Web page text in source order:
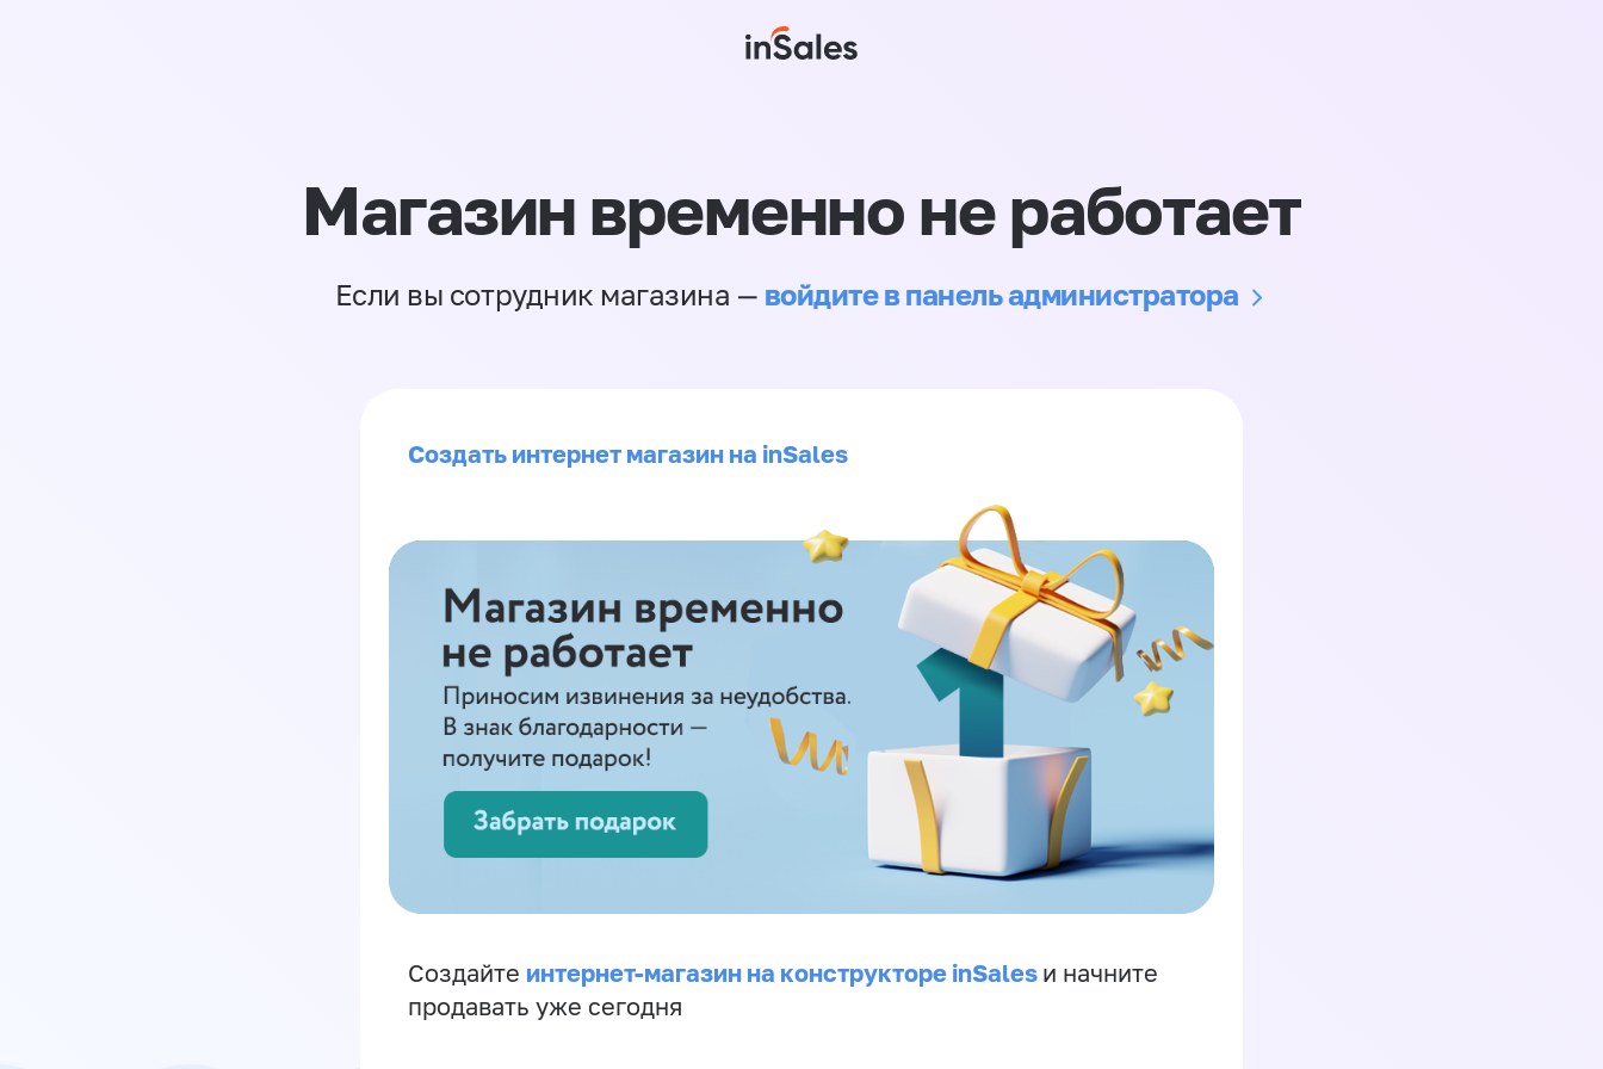
Магазин временно не работает
Если вы сотрудник магазина — войдите в панель администратора
Создать интернет магазин на inSales
Создайте интернет-магазин на конструкторе inSales и начните
продавать уже сегодня